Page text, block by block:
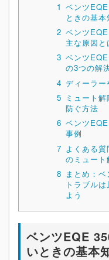
1 ベンツ
ときの基本
2 ベンツ
主な原因と
3 ベンツ
の3つの解
4 ディーラー
5 ミュート
防ぐ方法
6 ベンツ
事例
7 よくある
のミュート
8 まとめ：
トラブル
よう
ベンツEQE
いときの基本